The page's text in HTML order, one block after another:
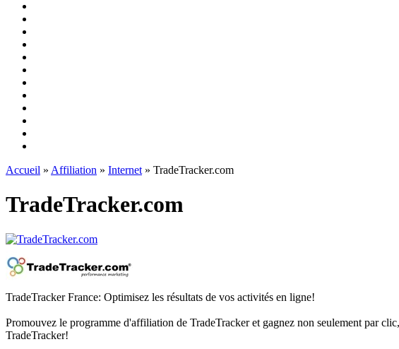
Accueil » Affiliation » Internet » TradeTracker.com
TradeTracker.com
TradeTracker France: Optimisez les résultats de vos activités en ligne!
Promouvez le programme d'affiliation de TradeTracker et gagnez non seulement par
TradeTracker!